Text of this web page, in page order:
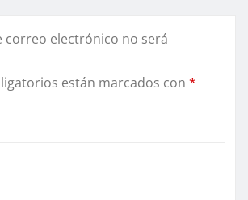
correo electrónico no será
están marcados con *